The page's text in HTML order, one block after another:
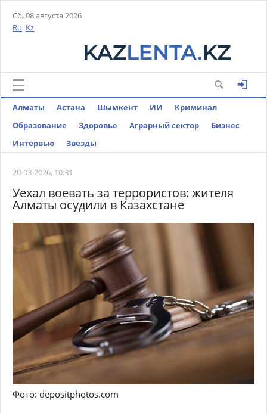
Сб, 08 августа 2026
Ru Kz
Алматы Астана Шымкент ИИ
Криминал
Образование
Здоровье Аграрный сектор
Бизнес
Интервью
Звезды
20-03-2026, 10:31
Уехал воевать за террористов: жителя
Алматы осудили в Казахстане
Фото: depositphotos.com